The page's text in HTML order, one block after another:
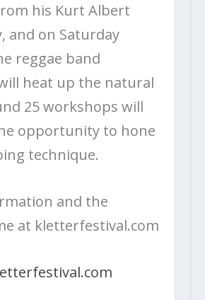
his Kurt Albert
and on Saturday
reggae band
heat up the natural
25 workshops will
opportunity to hone
technique.
and the
at kletterfestival.com